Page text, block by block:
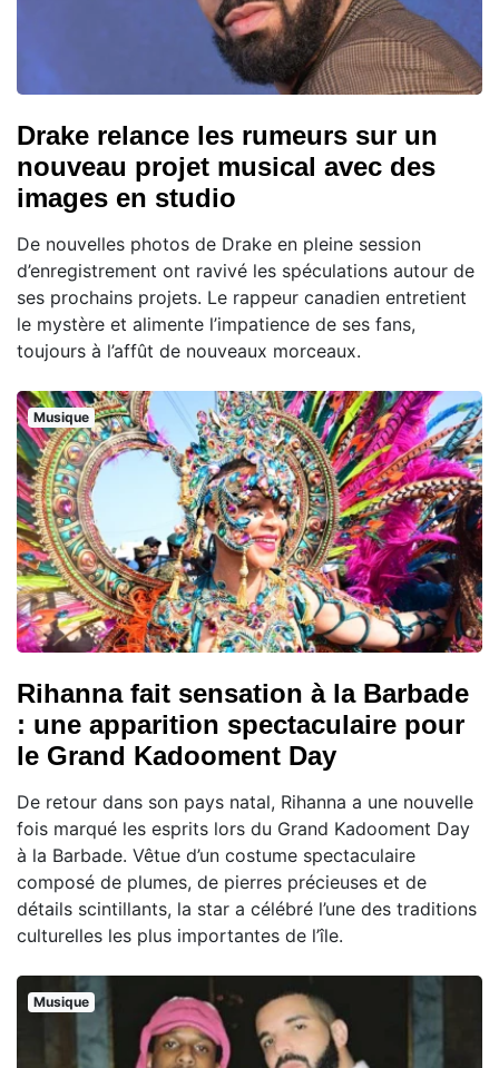
Drake relance les rumeurs sur un
nouveau projet musical avec des
images en studio
De nouvelles photos de Drake en pleine session
d’enregistrement ont ravivé les spéculations autour de
ses prochains projets. Le rappeur canadien entretient
le mystère et alimente l’impatience de ses fans,
toujours à l’affût de nouveaux morceaux.
Musique
Rihanna fait sensation à la Barbade
: une apparition spectaculaire pour
le Grand Kadooment Day
De retour dans son pays natal, Rihanna a une nouvelle
fois marqué les esprits lors du Grand Kadooment Day
à la Barbade. Vêtue d’un costume spectaculaire
composé de plumes, de pierres précieuses et de
détails scintillants, la star a célébré l’une des traditions
culturelles les plus importantes de l’île.
Musique